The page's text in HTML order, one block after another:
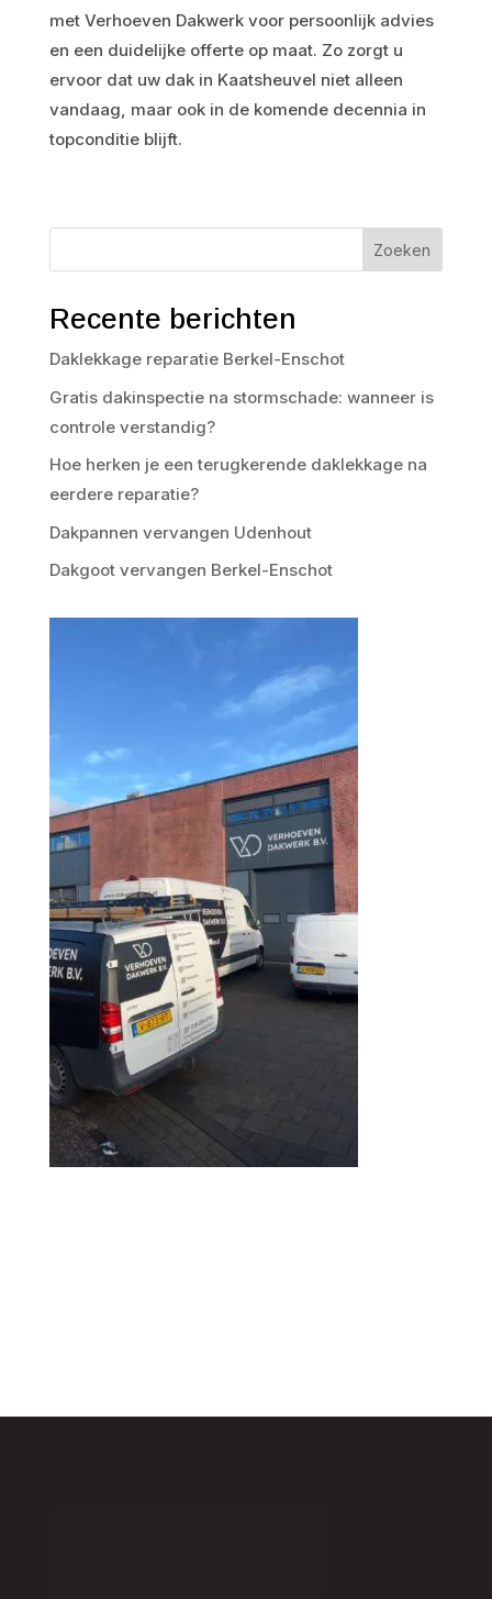
met Verhoeven Dakwerk voor persoonlijk advies
en een duidelijke offerte op maat. Zo zorgt u
ervoor dat uw dak in Kaatsheuvel niet alleen
vandaag, maar ook in de komende decennia in
topconditie blijft.
Zoeken
Recente berichten
Daklekkage reparatie Berkel-Enschot
Gratis dakinspectie na stormschade: wanneer is
controle verstandig?
Hoe herken je een terugkerende daklekkage na
eerdere reparatie?
Dakpannen vervangen Udenhout
Dakgoot vervangen Berkel-Enschot